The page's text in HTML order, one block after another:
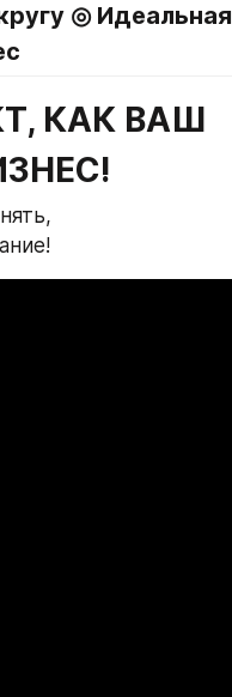
◎ Идеальная
КАК ВАШ